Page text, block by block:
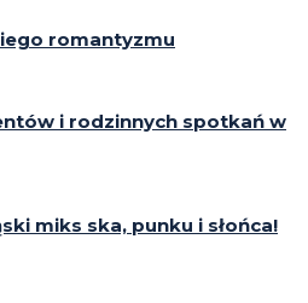
romantyzmu
i rodzinnych spotkań w
miks ska, punku i słońca!